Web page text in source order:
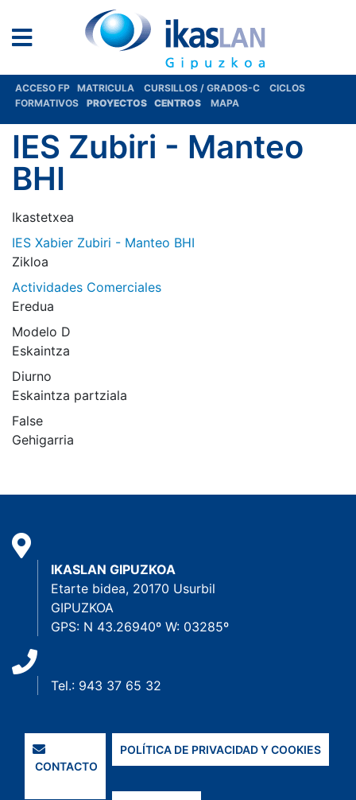
ACCESO FP MATRICULA CURSILLOS / GRADOS-C
CICLOS
FORMATIVOS
PROYECTOS CENTROS MAPA
IES Zubiri - Manteo
BHI
Ikastetxea
IES Xabier Zubiri - Manteo BHI
Zikloa
Actividades Comerciales
Eredua
Modelo D
Eskaintza
Diurno
Eskaintza partziala
False
Gehigarria
IKASLAN GIPUZKOA
Etarte bidea, 20170 Usurbil
GIPUZKOA
GPS: N 43.26940º W: 03285º
Tel.: 943 37 65 32
CONTACTO
POLÍTICA DE PRIVACIDAD Y COOKIES